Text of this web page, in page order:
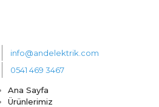
info@andelektrik.com
0541 469 3467
Ana Sayfa
Ürünlerimiz